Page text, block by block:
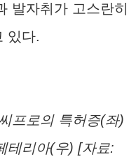
발자취가 고스란히
있다.
프로의 특허증(좌)
테리아(우) [자료: